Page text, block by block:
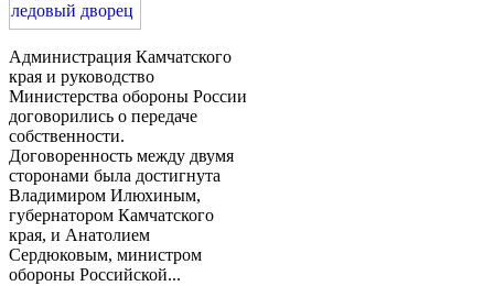
Администрация Камчатского
края и руководство
Министерства обороны России
договорились о передаче
собственности.
Договоренность между двумя
сторонами была достигнута
Владимиром Илюхиным,
губернатором Камчатского
края, и Анатолием
Сердюковым, министром
обороны Российской...